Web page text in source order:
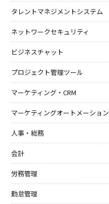
タレントマネジメントシステム
ネットワークセキュリティ
ビジネスチャット
プロジェクト管理ツール
マーケティング・CRM
マーケティングオートメーション
人事・総務
会計
労務管理
勤怠管理